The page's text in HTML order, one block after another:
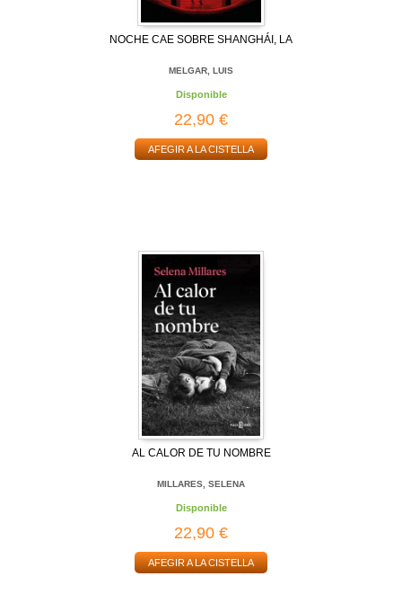
NOCHE CAE SOBRE SHANGHÁI, LA
MELGAR, LUIS
Disponible
22,90 €
AFEGIR A LA CISTELLA
AL CALOR DE TU NOMBRE
MILLARES, SELENA
Disponible
22,90 €
AFEGIR A LA CISTELLA